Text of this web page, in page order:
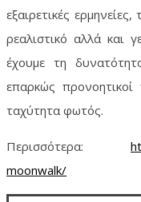
εξαιρετικές
ρεαλιστικό αλλά και
έχουμε τη
επαρκώς προνοητικοί
ταχύτητα φωτός.
Περισσότερα:
moonwalk/